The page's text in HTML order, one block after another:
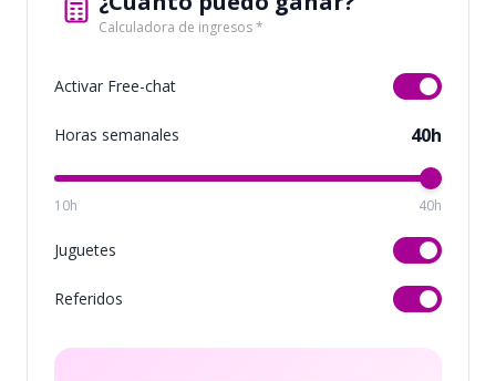
Calculadora de ingresos *
Activar Free-chat
Horas semanales 40h
10h 40h
Juguetes
Referidos